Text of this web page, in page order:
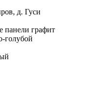
д. Гуси
панели графит
голубой